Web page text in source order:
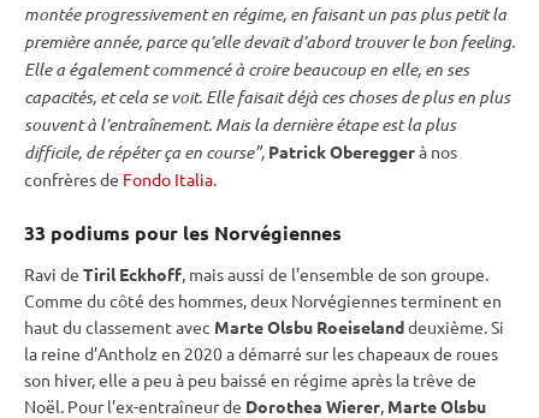
montée progressivement en régime, en faisant un pas plus petit la
première année, parce qu’elle devait d’abord trouver le bon feeling.
Elle a également commencé à croire beaucoup en elle, en ses
capacités, et cela se voit. Elle faisait déjà ces choses de plus en plus
souvent à l’entraînement. Mais la dernière étape est la plus
difficile, de répéter ça en course”, Patrick Obereggerà nos
confrères de Fondo Italia.
33 podiums pour les Norvégiennes
Ravi de Tiril Eckhoff, mais aussi de l’ensemble de son groupe.
Comme du côté des hommes, deux Norvégiennes terminent en
haut du classement avec Marte Olsbu Roeiselanddeuxième. Si
la reine d’Antholz en 2020 a démarré sur les chapeaux de roues
son hiver, elle a peu à peu baissé en régime après la trêve de
Noël. Pour l’ex-entraîneur de Dorothea Wierer, Marte Olsbu